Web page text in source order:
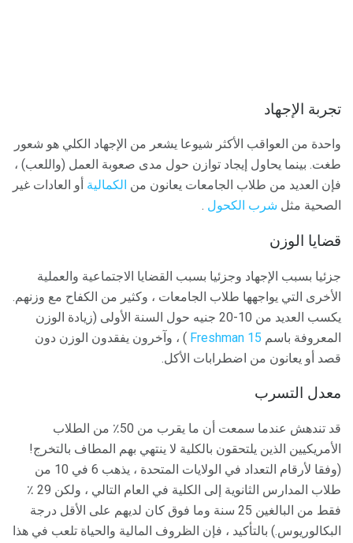
تجربة الإجهاد
واحدة من العواقب الأكثر شيوعا يشعر من الإجهاد الكلي هو شعور
طغت. بينما يحاول إيجاد توازن حول مدى صعوبة العمل (واللعب) ،
فإن العديد من طلاب الجامعات يعانون من الكمالية أو العادات غير
الصحية مثل شرب الكحول .
قضايا الوزن
جزئيا بسبب الإجهاد وجزئيا بسبب القضايا الاجتماعية والعملية
الأخرى التي يواجهها طلاب الجامعات ، وكثير من الكفاح مع وزنهم.
يكسب العديد من 10-20 جنيه حول السنة الأولى (زيادة الوزن
المعروفة باسم Freshman 15 ) ، وآخرون يفقدون الوزن دون
قصد أو يعانون من اضطرابات الأكل.
معدل التسرب
قد تندهش عندما سمعت أن ما يقرب من 50٪ من الطلاب
الأمريكيين الذين يلتحقون بالكلية لا ينتهي بهم المطاف بالتخرج!
(وفقا لأرقام التعداد في الولايات المتحدة ، يذهب 6 في 10 من
طلاب المدارس الثانوية إلى الكلية في العام التالي ، ولكن 29 ٪
فقط من البالغين 25 سنة وما فوق كان لديهم على الأقل درجة
البكالوريوس.) بالتأكيد ، فإن الظروف المالية والحياة تلعب في هذا